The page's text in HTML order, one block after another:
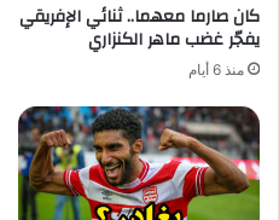
كان صارما معهما.. ثنائي الإفريقي
يفجّر غضب ماهر الكنزاري
منذ 6 أيام